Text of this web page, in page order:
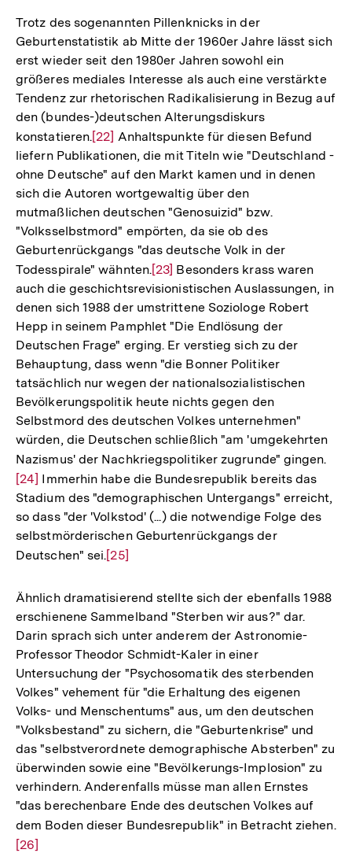
der
Fußnote
Trotz des sogenannten Pillenknicks in der
Geburtenstatistik ab Mitte der 1960er Jahre lässt sich
erst wieder seit den 1980er Jahren sowohl ein
größeres mediales Interesse als auch eine verstärkte
Tendenz zur rhetorischen Radikalisierung in Bezug auf
den (bundes-)deutschen Alterungsdiskurs
konstatieren.Zur
Auflösung
der
Fußnote
[22] Anhaltspunkte für diesen Befund
liefern Publikationen, die mit Titeln wie "Deutschland -
ohne Deutsche" auf den Markt kamen und in denen
sich die Autoren wortgewaltig über den
mutmaßlichen deutschen "Genosuizid" bzw.
"Volksselbstmord" empörten, da sie ob des
Geburtenrückgangs "das deutsche Volk in der
Todesspirale" wähnten.Zur
Auflösung
der
Fußnote
[23] Besonders krass waren
auch die geschichtsrevisionistischen Auslassungen, in
denen sich 1988 der umstrittene Soziologe Robert
Hepp in seinem Pamphlet "Die Endlösung der
Deutschen Frage" erging. Er verstieg sich zu der
Behauptung, dass wenn "die Bonner Politiker
tatsächlich nur wegen der nationalsozialistischen
Bevölkerungspolitik heute nichts gegen den
Selbstmord des deutschen Volkes unternehmen"
würden, die Deutschen schließlich "am 'umgekehrten
Nazismus' der Nachkriegspolitiker zugrunde" gingen.
der
[24] Immerhin habe die Bundesrepublik bereits das
Stadium des "demographischen Untergangs" erreicht,
so dass "der 'Volkstod' (...) die notwendige Folge des
selbstmörderischen Geburtenrückgangs der
Deutschen" sei.Zur
der
Fußnote
[25]
Ähnlich dramatisierend stellte sich der ebenfalls 1988
erschienene Sammelband "Sterben wir aus?" dar.
Darin sprach sich unter anderem der Astronomie-
Professor Theodor Schmidt-Kaler in einer
Untersuchung der "Psychosomatik des sterbenden
Volkes" vehement für "die Erhaltung des eigenen
Volks- und Menschentums" aus, um den deutschen
"Volksbestand" zu sichern, die "Geburtenkrise" und
das "selbstverordnete demographische Absterben" zu
überwinden sowie eine "Bevölkerungs-Implosion" zu
verhindern. Anderenfalls müsse man allen Ernstes
"das berechenbare Ende des deutschen Volkes auf
dem Boden dieser Bundesrepublik" in Betracht ziehen.
[26]